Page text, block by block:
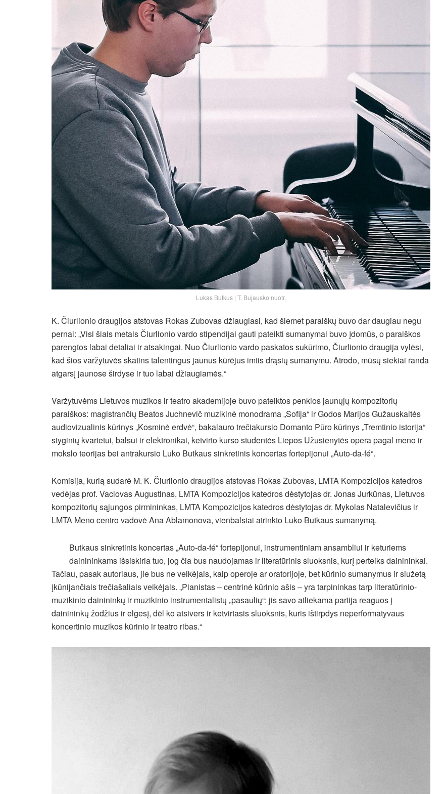
Lukas Butkus | T. Bujausko nuotr.
K. Čiurlionio draugijos atstovas Rokas Zubovas džiaugiasi, kad šiemet paraiškų buvo dar daugiau negu
pernai: „Visi šiais metais Čiurlionio vardo stipendijai gauti pateikti sumanymai buvo įdomūs, o paraiškos
parengtos labai detaliai ir atsakingai. Nuo Čiurlionio vardo paskatos sukūrimo, Čiurlionio draugija vylėsi,
kad šios varžytuvės skatins talentingus jaunus kūrėjus imtis drąsių sumanymu. Atrodo, mūsų siekiai randa
atgarsį jaunose širdyse ir tuo labai džiaugiamės.“
Varžytuvėms Lietuvos muzikos ir teatro akademijoje buvo pateiktos penkios jaunųjų kompozitorių
paraiškos: magistrančių Beatos Juchnevič muzikinė monodrama „Sofija“ ir Godos Marijos Gužauskaitės
audiovizualinis kūrinys „Kosminė erdvė“, bakalauro trečiakursio Domanto Pūro kūrinys „Tremtinio istorija“
styginių kvartetui, balsui ir elektronikai, ketvirto kurso studentės Liepos Užusienytės opera pagal meno ir
mokslo teorijas bei antrakursio Luko Butkaus sinkretinis koncertas fortepijonui „Auto-da-fé“.
Komisija, kurią sudarė M. K. Čiurlionio draugijos atstovas Rokas Zubovas, LMTA Kompozicijos katedros
vedėjas prof. Vaclovas Augustinas, LMTA Kompozicijos katedros dėstytojas dr. Jonas Jurkūnas, Lietuvos
kompozitorių sąjungos pirmininkas, LMTA Kompozicijos katedros dėstytojas dr. Mykolas Natalevičius ir
LMTA Meno centro vadovė Ana Ablamonova, vienbalsiai atrinkto Luko Butkaus sumanymą.
Butkaus sinkretinis koncertas „Auto-da-fé“ fortepijonui, instrumentiniam ansambliui ir keturiems
dainininkams išsiskiria tuo, jog čia bus naudojamas ir literatūrinis sluoksnis, kurį perteiks dainininkai.
Tačiau, pasak autoriaus, jie bus ne veikėjais, kaip operoje ar oratorijoje, bet kūrinio sumanymus ir siužetą
įkūnijančiais trečiašaliais veikėjais. „Pianistas – centrinė kūrinio ašis – yra tarpininkas tarp literatūrinio-
muzikinio dainininkų ir muzikinio instrumentalistų „pasaulių“: jis savo atliekama partija reaguos į
dainininkų žodžius ir elgesį, dėl ko atsivers ir ketvirtasis sluoksnis, kuris ištirpdys neperformatyvaus
koncertinio muzikos kūrinio ir teatro ribas.“